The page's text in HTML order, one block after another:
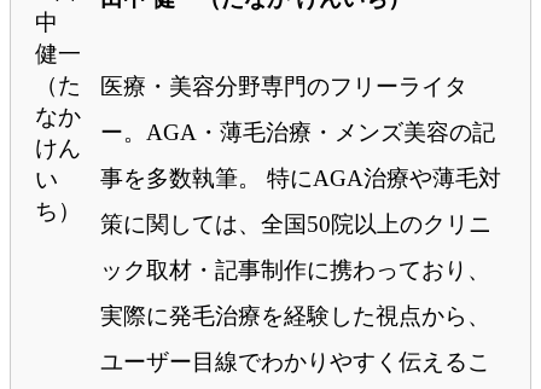
医療・美容分野専門のフリーライタ
ー。AGA・薄毛治療・メンズ美容の記
事を多数執筆。 特にAGA治療や薄毛対
策に関しては、全国50院以上のクリニ
ック取材・記事制作に携わっており、
実際に発毛治療を経験した視点から、
ユーザー目線でわかりやすく伝えるこ